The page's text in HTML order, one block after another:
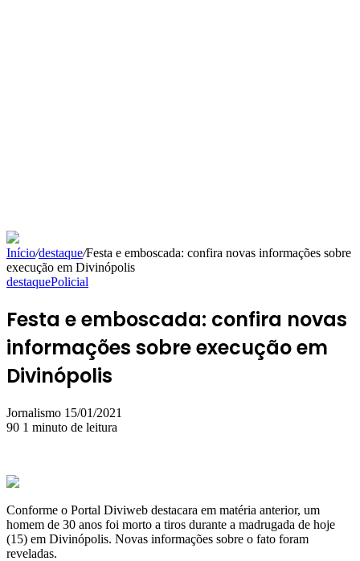
Início/destaque/Festa e emboscada: confira novas informações sobre
execução em Divinópolis
destaquePolicial
Festa e emboscada: confira novas
informações sobre execução em
Divinópolis
Jornalismo Mande
um
15/01/2021
90 1 minuto de leitura
Conforme o Portal Diviweb destacara em matéria anterior, um
homem de 30 anos foi morto a tiros durante a madrugada de hoje
(15) em Divinópolis. Novas informações sobre o fato foram
reveladas.